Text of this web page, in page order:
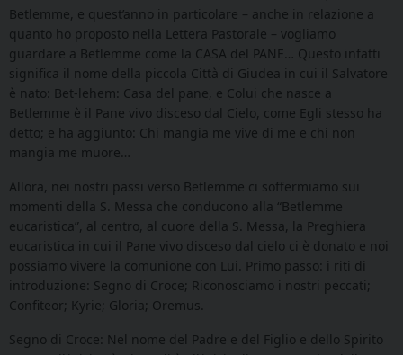
Betlemme, e quest’anno in particolare – anche in relazione a
quanto ho proposto nella Lettera Pastorale – vogliamo
guardare a Betlemme come la CASA del PANE… Questo infatti
significa il nome della piccola Città di Giudea in cui il Salvatore
è nato: Bet-lehem: Casa del pane, e Colui che nasce a
Betlemme è il Pane vivo disceso dal Cielo, come Egli stesso ha
detto; e ha aggiunto: Chi mangia me vive di me e chi non
mangia me muore…
Allora, nei nostri passi verso Betlemme ci soffermiamo sui
momenti della S. Messa che conducono alla “Betlemme
eucaristica”, al centro, al cuore della S. Messa, la Preghiera
eucaristica in cui il Pane vivo disceso dal cielo ci è donato e noi
possiamo vivere la comunione con Lui. Primo passo: i riti di
introduzione: Segno di Croce; Riconosciamo i nostri peccati;
Confiteor; Kyrie; Gloria; Oremus.
Segno di Croce: Nel nome del Padre e del Figlio e dello Spirito